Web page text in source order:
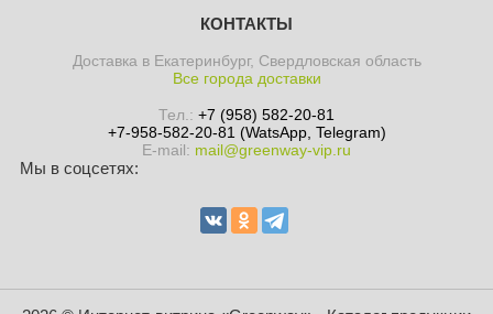
КОНТАКТЫ
Доставка в Екатеринбург, Свердловская область
Все города доставки
Тел.: +7 (958) 582-20-81
+7-958-582-20-81 (WatsApp, Telegram)
E-mail: mail@greenway-vip.ru
Мы в соцсетях: